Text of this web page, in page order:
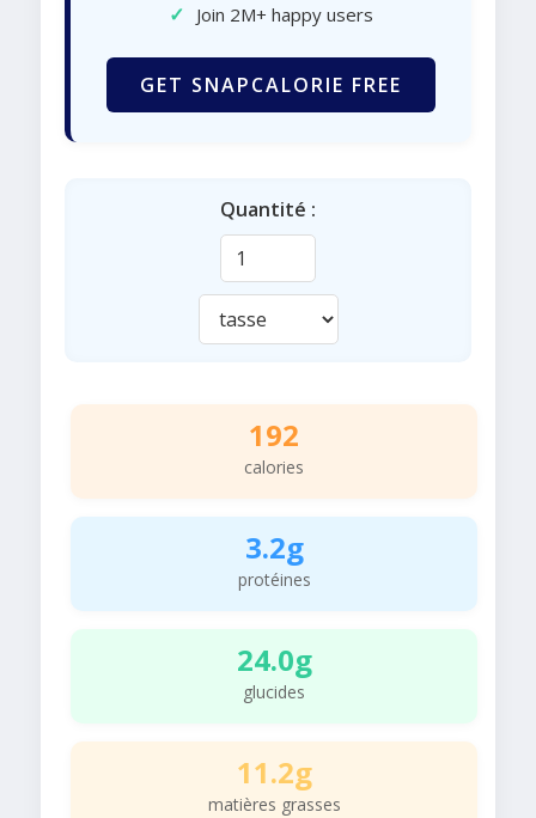
✓ Join 2M+ happy users
GET SNAPCALORIE FREE
Quantité :
192
calories
3.2g
protéines
24.0g
glucides
11.2g
matières grasses